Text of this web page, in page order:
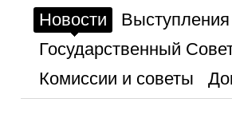
Новости
Государственный
Комиссии и советы